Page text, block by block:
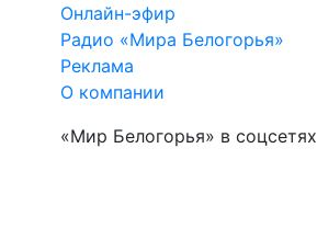
Онлайн-эфир
Радио «Мира Белогорья»
Реклама
О компании
«Мир Белогорья» в соцсетях